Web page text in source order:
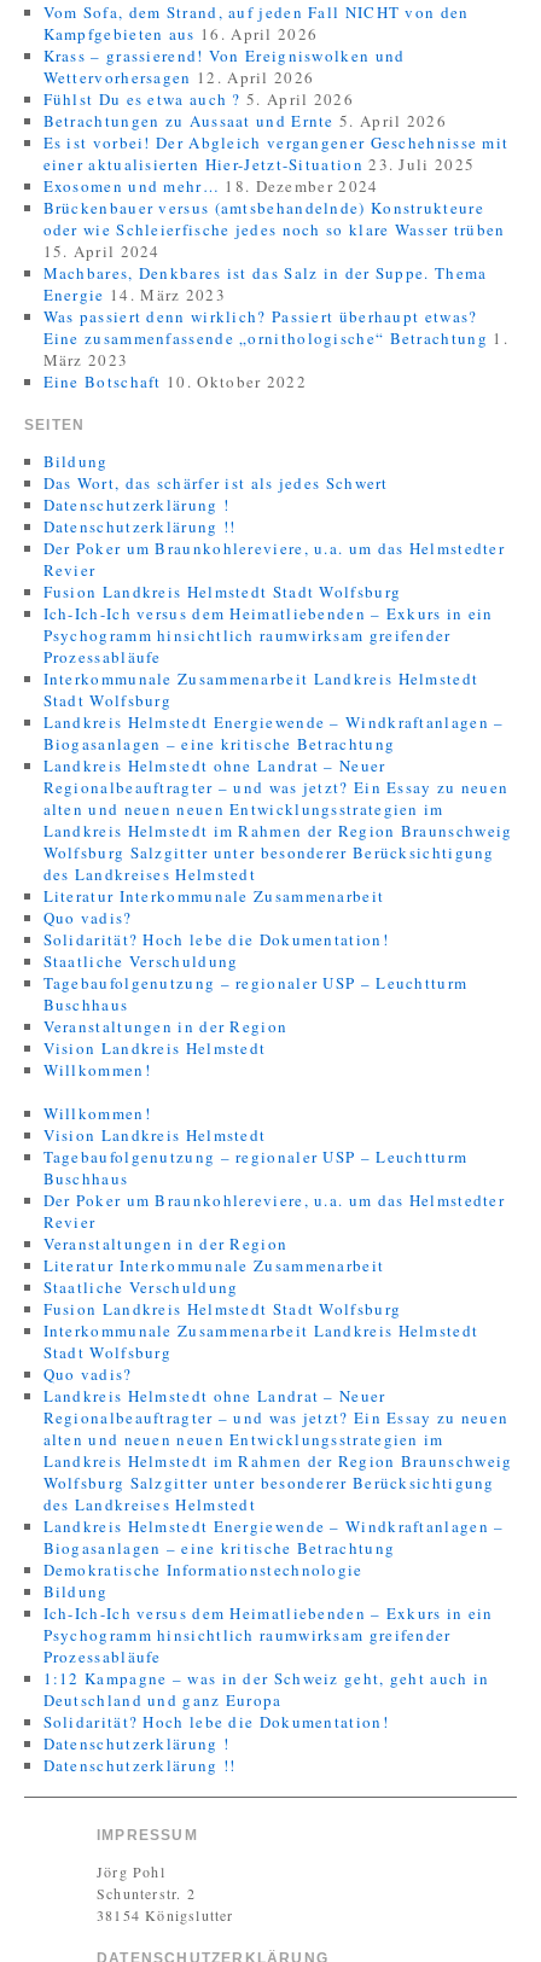
Vom Sofa, dem Strand, auf jeden Fall NICHT von den
Kampfgebieten aus 16. April 2026
Krass – grassierend! Von Ereigniswolken und
Wettervorhersagen 12. April 2026
Fühlst Du es etwa auch ? 5. April 2026
Betrachtungen zu Aussaat und Ernte 5. April 2026
Es ist vorbei! Der Abgleich vergangener Geschehnisse mit
einer aktualisierten Hier-Jetzt-Situation 23. Juli 2025
Exosomen und mehr… 18. Dezember 2024
Brückenbauer versus (amtsbehandelnde) Konstrukteure
oder wie Schleierfische jedes noch so klare Wasser trüben
15. April 2024
Machbares, Denkbares ist das Salz in der Suppe. Thema
Energie 14. März 2023
Was passiert denn wirklich? Passiert überhaupt etwas?
Eine zusammenfassende „ornithologische“ Betrachtung 1.
März 2023
Eine Botschaft 10. Oktober 2022
SEITEN
Bildung
Das Wort, das schärfer ist als jedes Schwert
Datenschutzerklärung !
Datenschutzerklärung !!
Der Poker um Braunkohlereviere, u.a. um das Helmstedter
Revier
Fusion Landkreis Helmstedt Stadt Wolfsburg
Ich-Ich-Ich versus dem Heimatliebenden – Exkurs in ein
Psychogramm hinsichtlich raumwirksam greifender
Prozessabläufe
Interkommunale Zusammenarbeit Landkreis Helmstedt
Stadt Wolfsburg
Landkreis Helmstedt Energiewende – Windkraftanlagen –
Biogasanlagen – eine kritische Betrachtung
Landkreis Helmstedt ohne Landrat – Neuer
Regionalbeauftragter – und was jetzt? Ein Essay zu neuen
alten und neuen neuen Entwicklungsstrategien im
Landkreis Helmstedt im Rahmen der Region Braunschweig
Wolfsburg Salzgitter unter besonderer Berücksichtigung
des Landkreises Helmstedt
Literatur Interkommunale Zusammenarbeit
Quo vadis?
Solidarität? Hoch lebe die Dokumentation!
Staatliche Verschuldung
Tagebaufolgenutzung – regionaler USP – Leuchtturm
Buschhaus
Veranstaltungen in der Region
Vision Landkreis Helmstedt
Willkommen!
Willkommen!
Vision Landkreis Helmstedt
Tagebaufolgenutzung – regionaler USP – Leuchtturm
Buschhaus
Der Poker um Braunkohlereviere, u.a. um das Helmstedter
Revier
Veranstaltungen in der Region
Literatur Interkommunale Zusammenarbeit
Staatliche Verschuldung
Fusion Landkreis Helmstedt Stadt Wolfsburg
Interkommunale Zusammenarbeit Landkreis Helmstedt
Stadt Wolfsburg
Quo vadis?
Landkreis Helmstedt ohne Landrat – Neuer
Regionalbeauftragter – und was jetzt? Ein Essay zu neuen
alten und neuen neuen Entwicklungsstrategien im
Landkreis Helmstedt im Rahmen der Region Braunschweig
Wolfsburg Salzgitter unter besonderer Berücksichtigung
des Landkreises Helmstedt
Landkreis Helmstedt Energiewende – Windkraftanlagen –
Biogasanlagen – eine kritische Betrachtung
Demokratische Informationstechnologie
Bildung
Ich-Ich-Ich versus dem Heimatliebenden – Exkurs in ein
Psychogramm hinsichtlich raumwirksam greifender
Prozessabläufe
1:12 Kampagne – was in der Schweiz geht, geht auch in
Deutschland und ganz Europa
Solidarität? Hoch lebe die Dokumentation!
Datenschutzerklärung !
Datenschutzerklärung !!
IMPRESSUM
Jörg Pohl
Schunterstr. 2
38154 Königslutter
DATENSCHUTZERKLÄRUNG